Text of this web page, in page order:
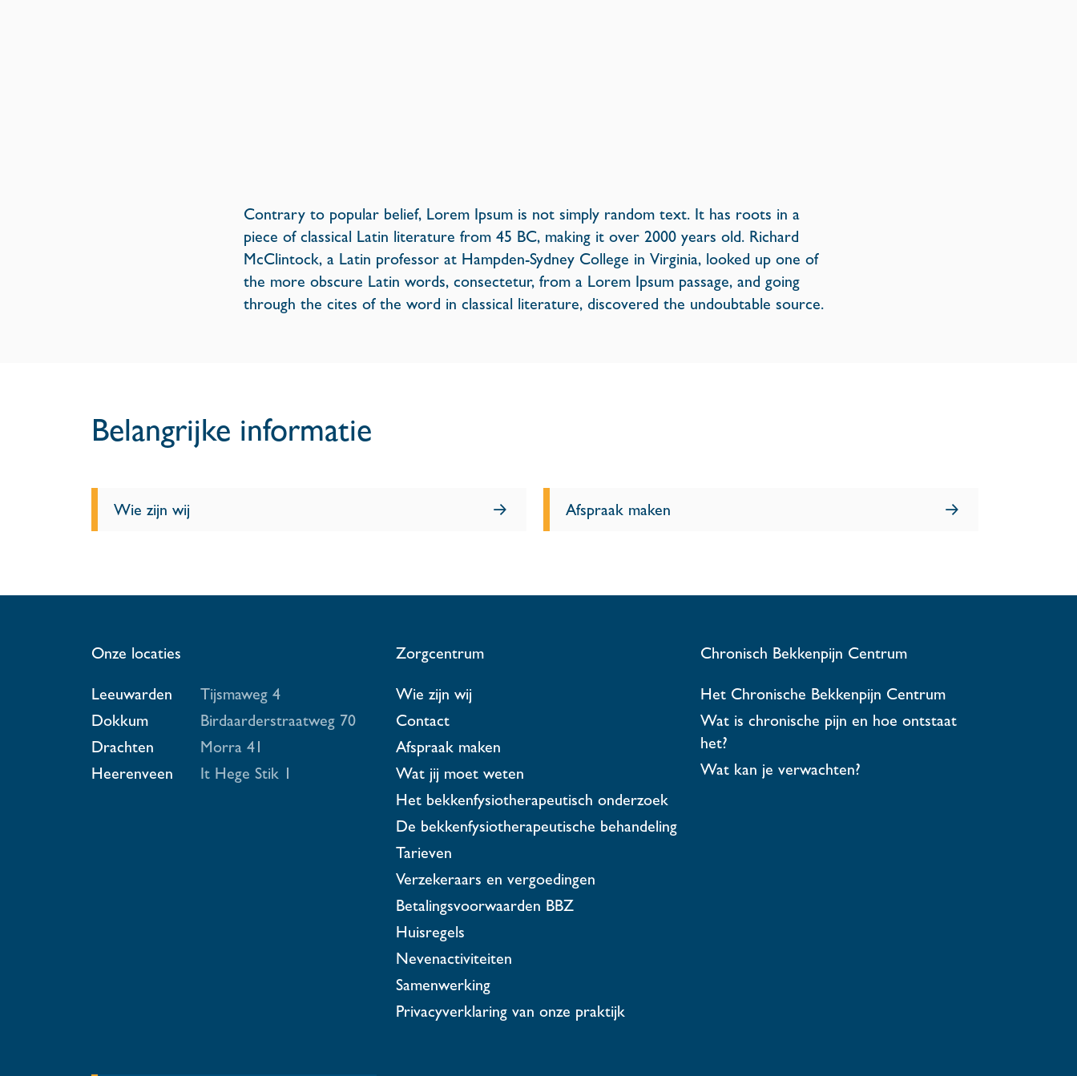
Contrary to popular belief, Lorem Ipsum is not simply random text. It has roots in a
piece of classical Latin literature from 45 BC, making it over 2000 years old. Richard
McClintock, a Latin professor at Hampden-Sydney College in Virginia, looked up one of
the more obscure Latin words, consectetur, from a Lorem Ipsum passage, and going
through the cites of the word in classical literature, discovered the undoubtable source.
Belangrijke informatie
Wie zijn wij Afspraak maken
Onze locaties
Leeuwarden
Tijsmaweg 4
Dokkum
Birdaarderstraatweg 70
Drachten
Morra 41
Heerenveen
It Hege Stik 1
Zorgcentrum
Wie zijn wij
Contact
Afspraak maken
Wat jij moet weten
Het bekkenfysiotherapeutisch onderzoek
De bekkenfysiotherapeutische behandeling
Tarieven
Verzekeraars en vergoedingen
Betalingsvoorwaarden BBZ
Huisregels
Nevenactiviteiten
Samenwerking
Privacyverklaring van onze praktijk
Chronisch Bekkenpijn Centrum
Het Chronische Bekkenpijn Centrum
Wat is chronische pijn en hoe ontstaat
het?
Wat kan je verwachten?